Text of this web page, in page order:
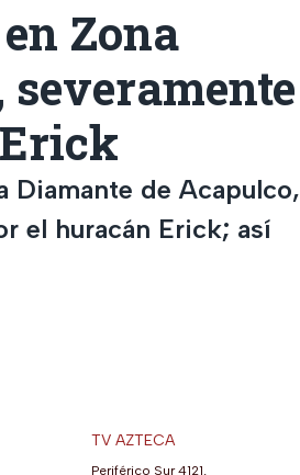
Zona
Diamante de Acapulco,
el huracán Erick; así
TV AZTECA
Periférico Sur 4121,